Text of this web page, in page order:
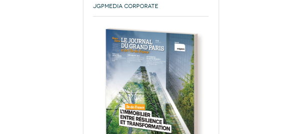
JGPMEDIA CORPORATE